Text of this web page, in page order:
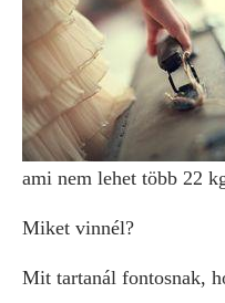
ami nem lehet több 22
Miket vinnél?
Mit tartanál fontosnak,